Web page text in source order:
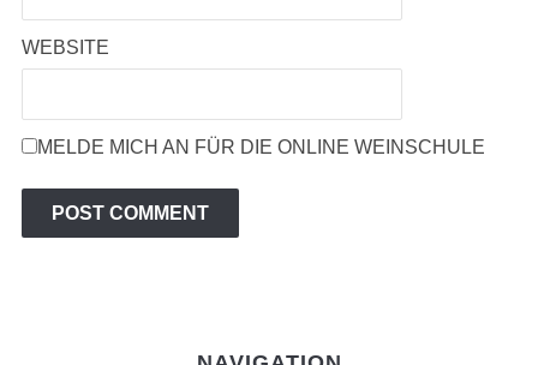
WEBSITE
MELDE MICH AN FÜR DIE ONLINE WEINSCHULE